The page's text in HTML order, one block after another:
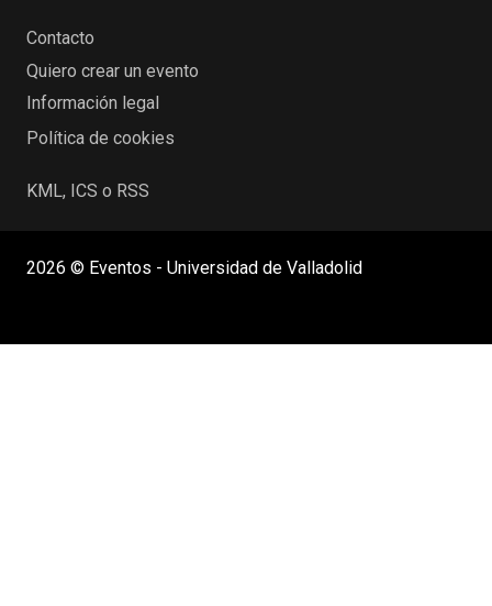
Contacto
Quiero crear un evento
Información legal
Política de cookies
KML, ICS o RSS
2026 © Eventos - Universidad de Valladolid